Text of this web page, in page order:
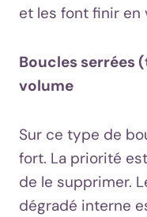
et les font finir en
Boucles serrées
volume
Sur ce type de
fort. La priorité
de le supprimer.
dégradé interne